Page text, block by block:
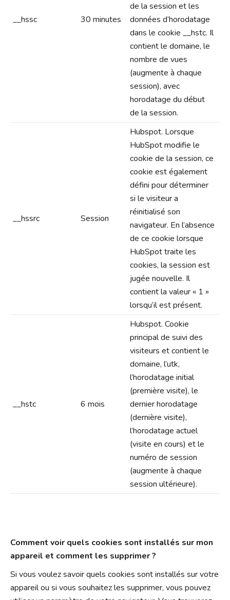
__hssc 30 minutes
de la session et les
données d’horodatage
dans le cookie __hstc. Il
contient le domaine, le
nombre de vues
(augmente à chaque
session), avec
horodatage du début
de la session.
__hssrc Session
Hubspot. Lorsque
HubSpot modifie le
cookie de la session, ce
cookie est également
défini pour déterminer
si le visiteur a
réinitialisé son
navigateur. En l’absence
de ce cookie lorsque
HubSpot traite les
cookies, la session est
jugée nouvelle. Il
contient la valeur « 1 »
lorsqu’il est présent.
__hstc 6 mois
Hubspot. Cookie
principal de suivi des
visiteurs et contient le
domaine, l’utk,
l’horodatage initial
(première visite), le
dernier horodatage
(dernière visite),
l’horodatage actuel
(visite en cours) et le
numéro de session
(augmente à chaque
session ultérieure).
Comment voir quels cookies sont installés sur mon
appareil et comment les supprimer ?
Si vous voulez savoir quels cookies sont installés sur votre
appareil ou si vous souhaitez les supprimer, vous pouvez